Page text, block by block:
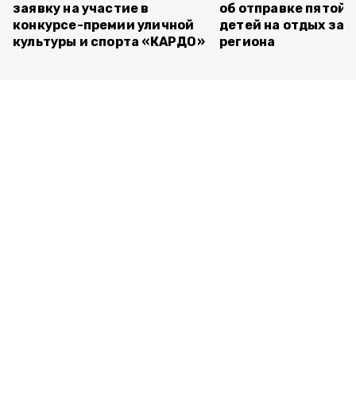
заявку на участие в
конкурсе-премии уличной
культуры и спорта «КАРДО»
об отправке пятой
детей на отдых за
региона